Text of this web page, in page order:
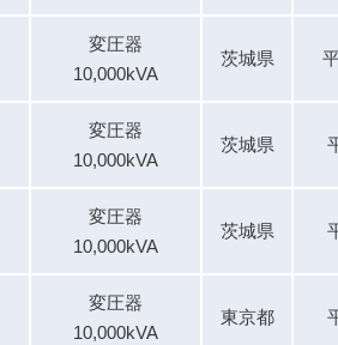
変圧器
10,000kVA
茨城県
変圧器
10,000kVA
茨城県
変圧器
10,000kVA
茨城県
変圧器
10,000kVA
東京都